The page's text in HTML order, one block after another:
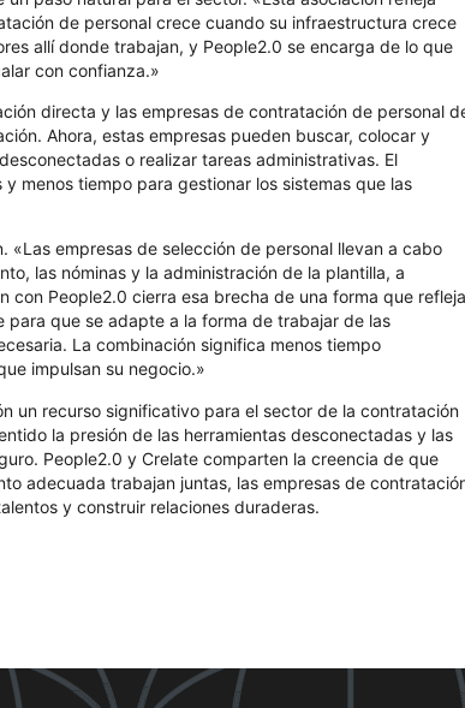
de personal crece cuando su infraestructura crece
allí donde trabajan, y People2.0 se encarga de lo que
con confianza.»
directa y las empresas de contratación de personal
Ahora, estas empresas pueden buscar, colocar y
o realizar tareas administrativas. El
menos tiempo para gestionar los sistemas que las
empresas de selección de personal llevan a cabo
las nóminas y la administración de la plantilla, a
con People2.0 cierra esa brecha de una forma que refleja
para que se adapte a la forma de trabajar de las
La combinación significa menos tiempo
impulsan su negocio.»
un recurso significativo para el sector de la contratación
la presión de las herramientas desconectadas y las
People2.0 y Crelate comparten la creencia de que
adecuada trabajan juntas, las empresas de
y construir relaciones duraderas.